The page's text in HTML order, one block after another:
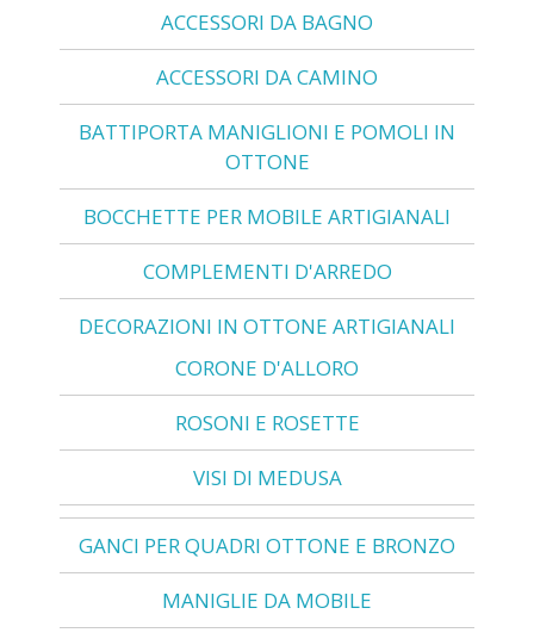
ACCESSORI DA BAGNO
ACCESSORI DA CAMINO
BATTIPORTA MANIGLIONI E POMOLI IN
OTTONE
BOCCHETTE PER MOBILE ARTIGIANALI
COMPLEMENTI D'ARREDO
DECORAZIONI IN OTTONE ARTIGIANALI
CORONE D'ALLORO
ROSONI E ROSETTE
VISI DI MEDUSA
GANCI PER QUADRI OTTONE E BRONZO
MANIGLIE DA MOBILE